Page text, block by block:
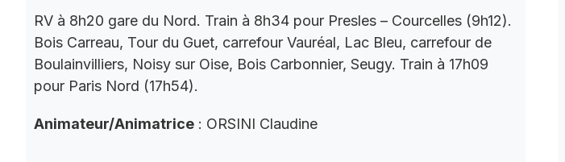
RV à 8h20 gare du Nord. Train à 8h34 pour Presles – Courcelles (9h12).
Bois Carreau, Tour du Guet, carrefour Vauréal, Lac Bleu, carrefour de
Boulainvilliers, Noisy sur Oise, Bois Carbonnier, Seugy. Train à 17h09
pour Paris Nord (17h54).
Animateur/Animatrice : ORSINI Claudine